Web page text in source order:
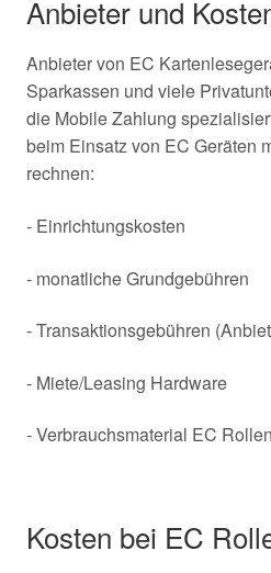
Anbieter und
Anbieter von EC
Sparkassen und viele
die Mobile Zahlung
beim Einsatz von EC Geräten
rechnen:
- Einrichtungskosten
- monatliche Grundgebühren
- Transaktionsgebühren
- Miete/Leasing Hardware
- Verbrauchsmaterial EC Rollen
Kosten bei EC